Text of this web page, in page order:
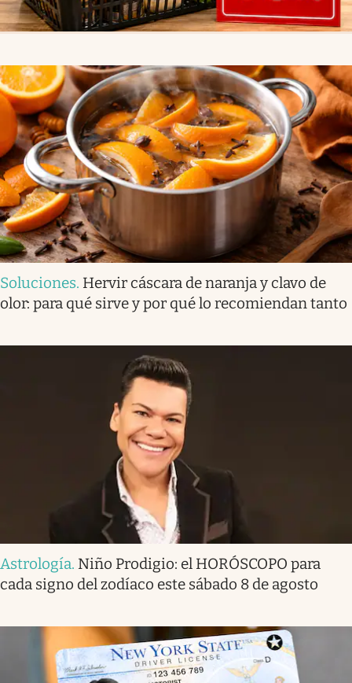
Soluciones. Hervir cáscara de naranja y clavo de
olor: para qué sirve y por qué lo recomiendan tanto
Astrología. Niño Prodigio: el HORÓSCOPO para
cada signo del zodíaco este sábado 8 de agosto